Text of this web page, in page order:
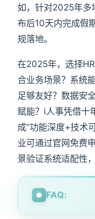
如，针对2025年多
布后10天内完成假
规落地。
在2025年，选择
合业务场景？系统
足够友好？数据安
赋能？i人事凭借十
成“功能深度+技术
业可通过官网免费
景验证系统适配性
FAQ: